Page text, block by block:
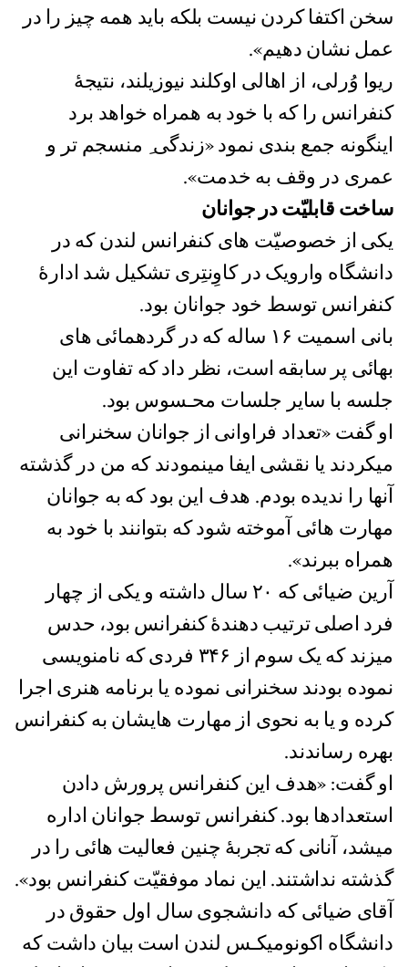
سخن اکتفا کردن نیست بلکه باید همه چیز را در
عمل نشان دهیم».
ریوا وُرلی، از اهالی اوکلند نیوزیلند، نتیجۀ
کنفرانس را که با خود به همراه خواهد برد
اینگونه جمع بندی نمود «زندگی ِ منسجم تر و
عمری در وقف به خدمت».
ساخت قابلیّت در جوانان
یکی از خصوصیّت های کنفرانس لندن که در
دانشگاه وارویک در کاوِنتِری تشکیل شد ادارۀ
کنفرانس توسط خود جوانان بود.
بانی اسمیت ۱۶ ساله که در گردهمائی های
بهائی پر سابقه است، نظر داد که تفاوت این
جلسه با سایر جلسات محـسوس بود.
او گفت «تعداد فراوانی از جوانان سخنرانی
میکردند یا نقشی ایفا مینمودند که من در گذشته
آنها را ندیده بودم. هدف این بود که به جوانان
مهارت هائی آموخته شود که بتوانند با خود به
همراه ببرند».
آرین ضیائی که ۲۰ سال داشته و یکی از چهار
فرد اصلی ترتیب دهندۀ کنفرانس بود، حدس
میزند که یک سوم از ۳۴۶ فردی که نامنویسی
نموده بودند سخنرانی نموده یا برنامه هنری اجرا
کرده و یا به نحوی از مهارت هایشان به کنفرانس
بهره رساندند.
او گفت: «هدف این کنفرانس پرورش دادن
استعدادها بود. کنفرانس توسط جوانان اداره
میشد، آنانی که تجربۀ چنین فعالیت هائی را در
گذشته نداشتند. این نماد موفقیّت کنفرانس بود».
آقای ضیائی که دانشجوی سال اول حقوق در
دانشگاه اکونومیکـس لندن است بیان داشت که